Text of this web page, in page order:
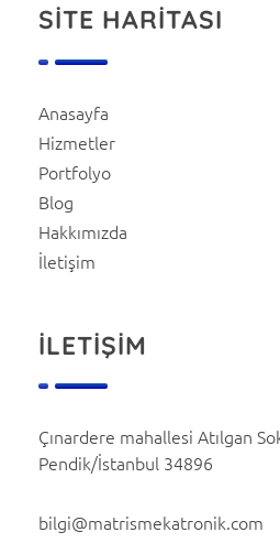
SİTE HARİTASI
Anasayfa
Hizmetler
Portfolyo
Blog
Hakkımızda
İletişim
İLETİŞİM
Çınardere mahallesi Atılgan
Pendik/İstanbul 34896
bilgi@matrismekatronik.com